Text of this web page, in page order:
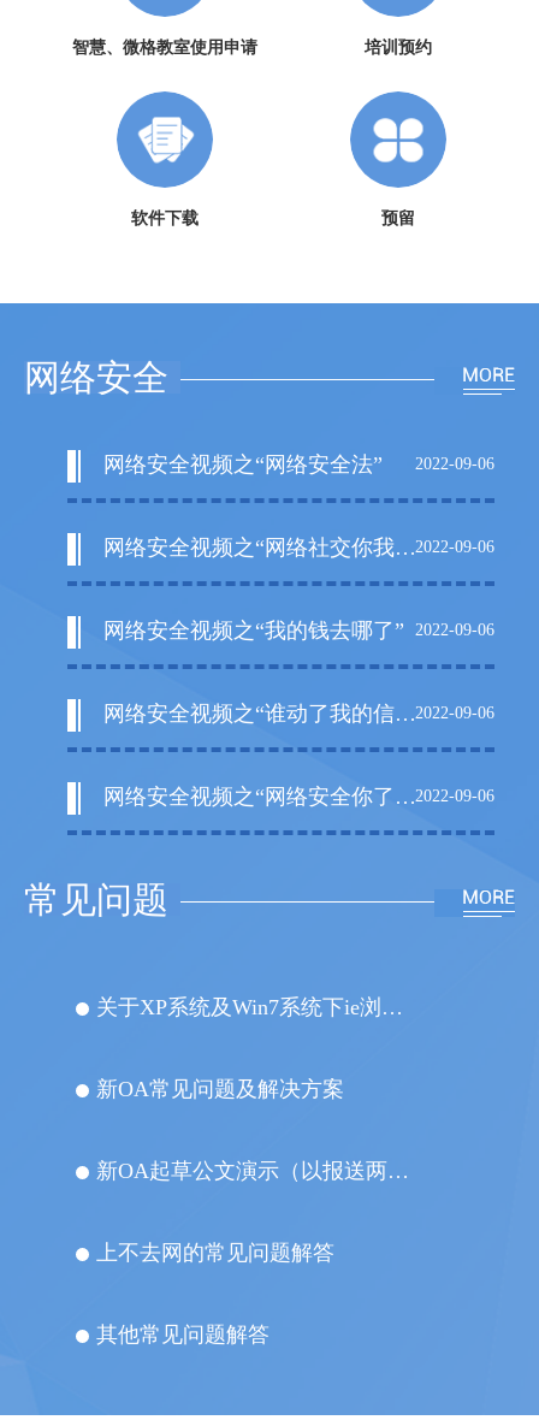
智慧、微格教室使用申请 培训预约
软件下载 预留
网络安全
网络安全视频之“网络安全法” 2022-09-06
网络安全视频之“网络社交你我他”2022-09-06
网络安全视频之“我的钱去哪了” 2022-09-06
网络安全视频之“谁动了我的信息”2022-09-06
网络安全视频之“网络安全你了解多少”2022-09-06
常见问题
​关于XP系统及Win7系统下ie浏览器开不开主页的解决办法
新OA常见问题及解决方案
新OA起草公文演示（以报送两办材料流程为例）
上不去网的常见问题解答
其他常见问题解答